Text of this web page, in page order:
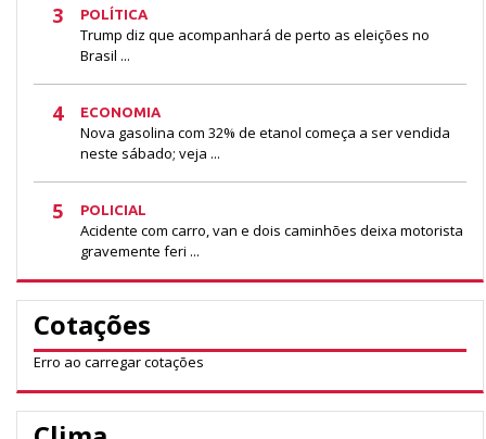
3 POLÍTICA
Trump diz que acompanhará de perto as eleições no
Brasil ...
4 ECONOMIA
Nova gasolina com 32% de etanol começa a ser vendida
neste sábado; veja ...
5 POLICIAL
Acidente com carro, van e dois caminhões deixa motorista
gravemente feri ...
Cotações
Erro ao carregar cotações